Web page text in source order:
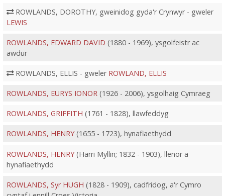
ROWLANDS, DOROTHY, gweinidog gyda'r Crynwyr - gweler
LEWIS
ROWLANDS, EDWARD DAVID (1880 - 1969), ysgolfeistr ac
awdur
ROWLANDS, ELLIS - gweler ROWLAND, ELLIS
ROWLANDS, EURYS IONOR(1926 - 2006), ysgolhaig Cymraeg
ROWLANDS, GRIFFITH (1761 - 1828), llawfeddyg
ROWLANDS, HENRY(1655 - 1723), hynafiaethydd
ROWLANDS, HENRY(Harri Myllin; 1832 - 1903), llenor a
hynafiaethydd
ROWLANDS, Syr HUGH (1828 - 1909), cadfridog, a'r Cymro